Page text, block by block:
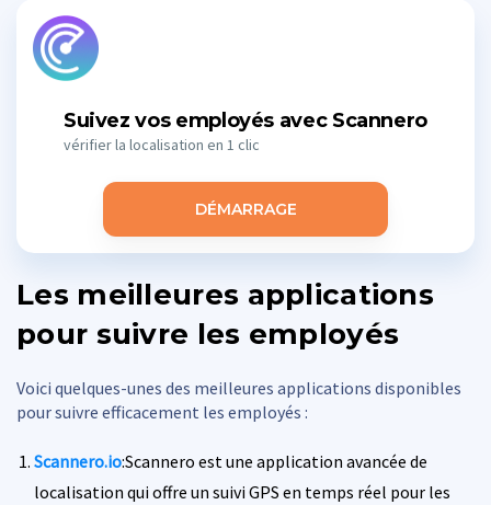
Suivez vos employés avec Scannero
vérifier la localisation en 1 clic
DÉMARRAGE
Les meilleures applications
pour suivre les employés
Voici quelques-unes des meilleures applications disponibles
pour suivre efficacement les employés :
Scannero.io:Scannero est une application avancée de
localisation qui offre un suivi GPS en temps réel pour les